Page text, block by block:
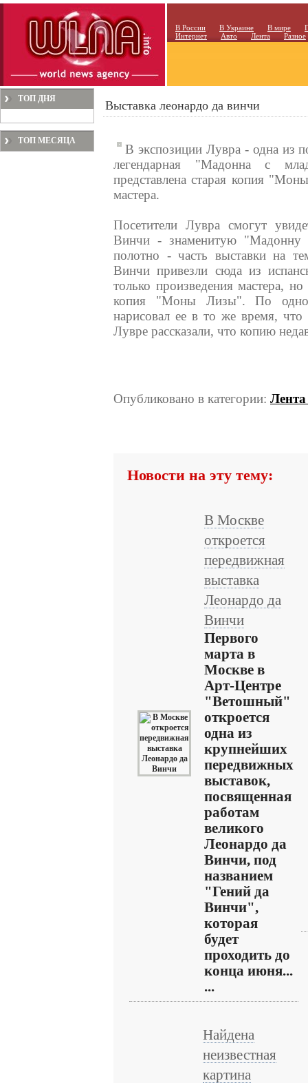
В России В Украине В мире
Интернет
Авто Лента Разное
ТОП ДНЯ
ТОП МЕСЯЦА
Выставка леонардо да винчи
В экспозиции Лувра - одна из
легендарная "Мадонна с
представлена старая копия
мастера.
Посетители Лувра смогут
Винчи - знаменитую
полотно - часть выставки на
Винчи привезли сюда из
только произведения мастера,
копия "Моны Лизы". По одной
нарисовал ее в то же время,
Лувре рассказали, что копию
Опубликовано в категории: Лента
Новости на эту тему:
В Москве
откроется
передвижная
выставка
Леонардо да
Винчи
Первого
марта в
Москве в
Арт-Центре
"Ветошный"
откроется
одна из
крупнейших
передвижных
выставок,
посвященная
работам
великого
Леонардо да
Винчи, под
названием
"Гений да
Винчи",
которая
будет
проходить до
конца июня...
...
Найдена
неизвестная
картина